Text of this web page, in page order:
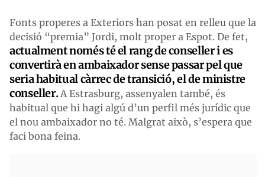
Fonts properes a Exteriors han posat en relleu que la
decisió “premia” Jordi, molt proper a Espot. De fet,
actualment només té el rang de conseller i es
convertirà en ambaixador sense passar pel que
seria habitual càrrec de transició, el de ministre
conseller.A Estrasburg, assenyalen també, és
habitual que hi hagi algú d’un perfil més jurídic que
el nou ambaixador no té. Malgrat això, s’espera que
faci bona feina.